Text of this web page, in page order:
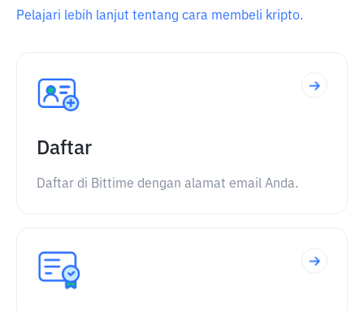
Pelajari lebih lanjut tentang cara membeli kripto.
Daftar
Daftar di Bittime dengan alamat email Anda.